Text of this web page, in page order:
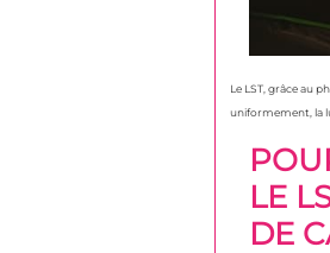
Le LST, grâce au
uniformement, la
LE
DE